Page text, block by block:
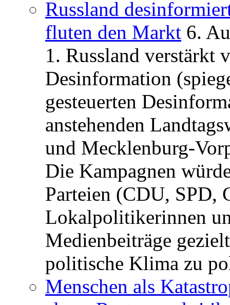
Russland
fluten den Markt 6.
1. Russland verstärkt
Desinformation
gesteuerten
anstehenden
und Mecklenburg-
Die Kampagnen
Parteien (CDU, SPD,
Lokalpolitikerinnen
Medienbeiträge
politische Klima zu
Menschen als